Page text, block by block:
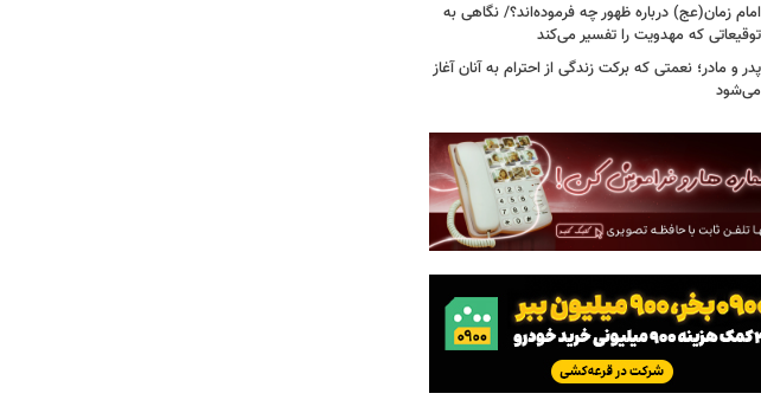
امام زمان(عج) درباره ظهور چه فرموده‌اند؟/ نگاهی به
توقیعاتی که مهدویت را تفسیر می‌کند
پدر و مادر؛ نعمتی که برکت زندگی از احترام به آنان آغاز
می‌شود